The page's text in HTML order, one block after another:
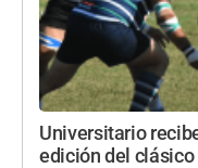
Universitario
edición del